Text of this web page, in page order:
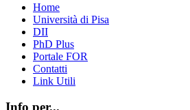
Home
Università di Pisa
DII
PhD Plus
Portale FOR
Contatti
Link Utili